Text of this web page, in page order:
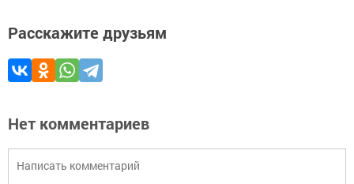
Расскажите друзьям
Нет комментариев